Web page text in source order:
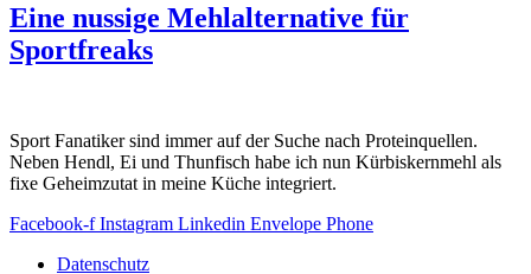
Eine nussige Mehlalternative für
Sportfreaks
Sport Fanatiker sind immer auf der Suche nach Proteinquellen.
Neben Hendl, Ei und Thunfisch habe ich nun Kürbiskernmehl als
fixe Geheimzutat in meine Küche integriert.
Facebook-f Instagram Linkedin Envelope Phone
Datenschutz